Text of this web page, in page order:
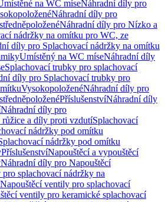
na WC míseNáhradní díly pro
Náhradní díly pro
Náhradní díly pro Nízko a
nádržky na omítku pro WC, ze
díly pro Splachovací nádržky na omítku
Umístěný na WC míseNáhradní díly
Splachovací trubky pro splachovací
díly pro Splachovací trubky pro
VysokopoloženéNáhradní díly pro
PříslušenstvíNáhradní díly
Náhradní díly pro
růžice a díly proti vzdutíSplachovací
nádržky pod omítku
nádržky pod omítku
PříslušenstvíNapouštěcí a vypouštěcí
Náhradní díly pro Napouštěcí
splachovací nádržky na
ventily pro splachovací
ventily pro keramické splachovací